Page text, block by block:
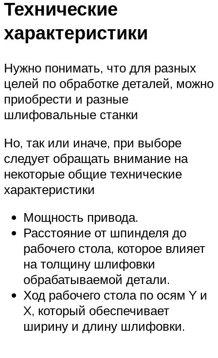
Технические
характеристики
Нужно понимать, что для разных
целей по обработке деталей, можно
приобрести и разные
шлифовальные станки
Но, так или иначе, при выборе
следует обращать внимание на
некоторые общие технические
характеристики
Мощность привода.
Расстояние от шпинделя до
рабочего стола, которое влияет
на толщину шлифовки
обрабатываемой детали.
Ход рабочего стола по осям Y и
X, который обеспечивает
ширину и длину шлифовки.